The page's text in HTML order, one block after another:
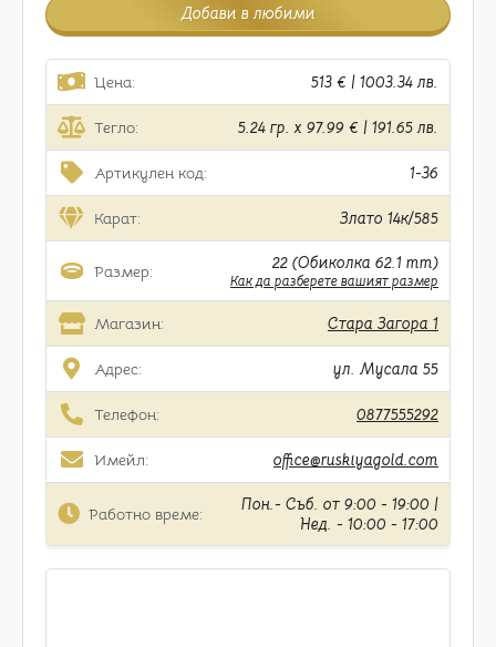
Добави в любими
Цена: 513 € | 1003.34 лв.
Тегло: 5.24 гр. x 97.99 € | 191.65 лв.
Артикулен код: 1-36
Карат: Злато 14к/585
Размер: 22 (Обиколка 62.1 mm)
Как да разберете вашият размер
Магазин: Стара Загора 1
Адрес: ул. Мусала 55
Телефон: 0877555292
Имейл: office@ruskiyagold.com
Работно време:
Пон.- Съб. от 9:00 - 19:00 |
Нед. - 10:00 - 17:00